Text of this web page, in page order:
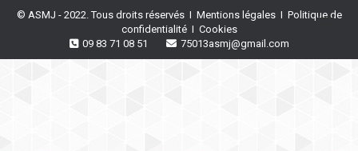
:
© ASMJ - 2022. Tous droits réservés I Mentions légalesI Politique de
confidentialitéI Cookies
09 83 71 08 51
75013asmj@gmail.com